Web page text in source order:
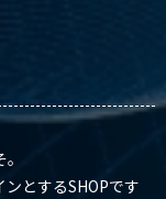
とするSHOPです